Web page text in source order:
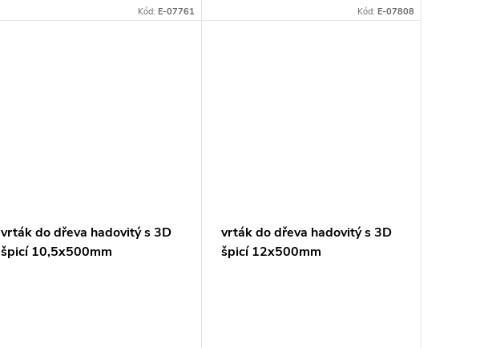
Kód: E-07761 Kód: E-07808
vrták do dřeva hadovitý s 3D
špicí 10,5x500mm
vrták do dřeva hadovitý s 3D
špicí 12x500mm